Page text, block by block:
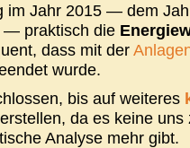
im Jahr 2015 — dem
— praktisch die
dass mit der
wurde.
bis auf weiteres
da es keine
Analyse mehr gibt.